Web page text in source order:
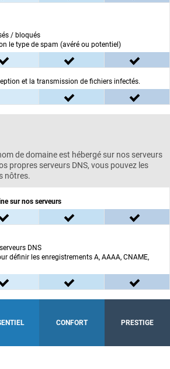
/ bloqués
le type de spam (avéré ou potentiel)
inclus dans l'offre ESSENTIEL
inclus dans l'offre
et la transmission de fichiers infectés.
inclus dans l'offre
de domaine est hébergé sur nos serveurs
propres serveurs DNS, vous pouvez les
nôtres.
sur nos serveurs
BASIC
inclus dans l'offre ESSENTIEL
inclus dans l'offre
DNS
définir les enregistrements A, AAAA, CNAME,
BASIC
inclus dans l'offre ESSENTIEL
inclus dans l'offre
Offre
CONFORT Offre
PRESTIGE